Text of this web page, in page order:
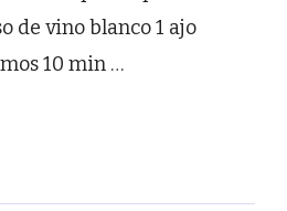
de vino blanco 1 ajo
10 min …